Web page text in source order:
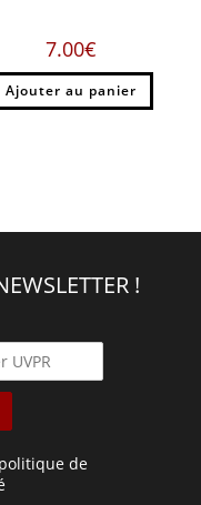
7.00€
Ajouter au panier
!
de